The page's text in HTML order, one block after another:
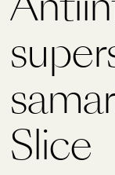
Digitalt
Slice